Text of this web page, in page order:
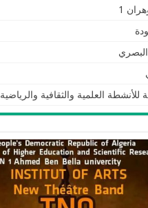
1
للأنشطة العلمية والثقافية والرياضية